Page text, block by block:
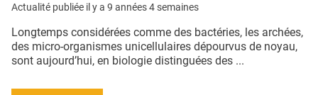
Actualité publiée il y a 9 années 4 semaines
Longtemps considérées comme des bactéries, les archées,
des micro-organismes unicellulaires dépourvus de noyau,
sont aujourd’hui, en biologie distinguées des ...